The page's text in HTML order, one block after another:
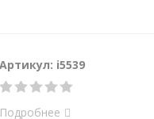
Артикул: i5539
Подробнее